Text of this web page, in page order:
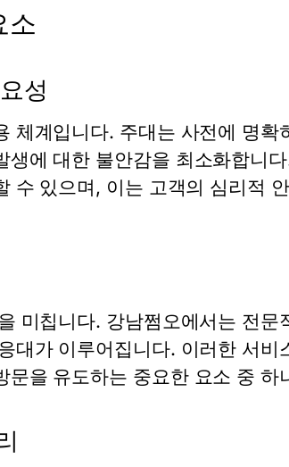
소
성
체계입니다. 주대는 사전에 명확
에 대한 불안감을 최소화합니
수 있으며, 이는 고객의 심리적
미칩니다. 강남쩜오에서는 전문
대가 이루어집니다. 이러한 서비
을 유도하는 중요한 요소 중 하